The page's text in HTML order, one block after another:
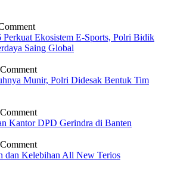
Ekosistem E-Sports, Polri Bidik
Saing Global
Munir, Polri Didesak Bentuk Tim
Kantor DPD Gerindra di Banten
dan Kelebihan All New Terios